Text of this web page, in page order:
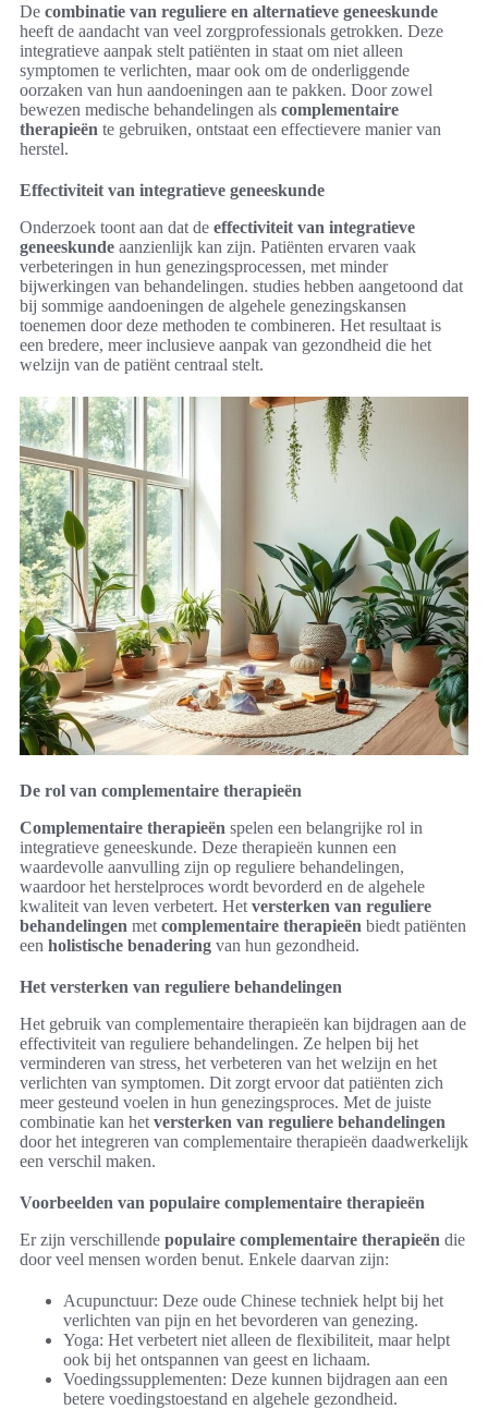
De combinatie van reguliere en alternatieve geneeskunde
heeft de aandacht van veel zorgprofessionals getrokken. Deze
integratieve aanpak stelt patiënten in staat om niet alleen
symptomen te verlichten, maar ook om de onderliggende
oorzaken van hun aandoeningen aan te pakken. Door zowel
bewezen medische behandelingen als complementaire
therapieën te gebruiken, ontstaat een effectievere manier van
herstel.
Effectiviteit van integratieve geneeskunde
Onderzoek toont aan dat de effectiviteit van integratieve
geneeskunde aanzienlijk kan zijn. Patiënten ervaren vaak
verbeteringen in hun genezingsprocessen, met minder
bijwerkingen van behandelingen. studies hebben aangetoond dat
bij sommige aandoeningen de algehele genezingskansen
toenemen door deze methoden te combineren. Het resultaat is
een bredere, meer inclusieve aanpak van gezondheid die het
welzijn van de patiënt centraal stelt.
De rol van complementaire therapieën
Complementaire therapieën spelen een belangrijke rol in
integratieve geneeskunde. Deze therapieën kunnen een
waardevolle aanvulling zijn op reguliere behandelingen,
waardoor het herstelproces wordt bevorderd en de algehele
kwaliteit van leven verbetert. Het versterken van reguliere
behandelingen met complementaire therapieën biedt patiënten
een holistische benadering van hun gezondheid.
Het versterken van reguliere behandelingen
Het gebruik van complementaire therapieën kan bijdragen aan de
effectiviteit van reguliere behandelingen. Ze helpen bij het
verminderen van stress, het verbeteren van het welzijn en het
verlichten van symptomen. Dit zorgt ervoor dat patiënten zich
meer gesteund voelen in hun genezingsproces. Met de juiste
combinatie kan het versterken van reguliere behandelingen
door het integreren van complementaire therapieën daadwerkelijk
een verschil maken.
Voorbeelden van populaire complementaire therapieën
Er zijn verschillende populaire complementaire therapieën die
door veel mensen worden benut. Enkele daarvan zijn:
Acupunctuur: Deze oude Chinese techniek helpt bij het
verlichten van pijn en het bevorderen van genezing.
Yoga: Het verbetert niet alleen de flexibiliteit, maar helpt
ook bij het ontspannen van geest en lichaam.
Voedingssupplementen: Deze kunnen bijdragen aan een
betere voedingstoestand en algehele gezondheid.